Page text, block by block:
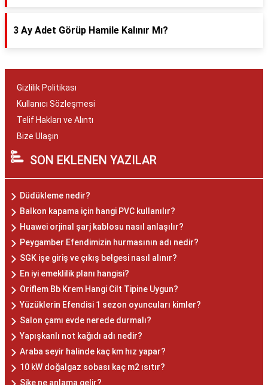
3 Ay Adet Görüp Hamile Kalınır Mı?
Gizlilik Politikası
Kullanıcı Sözleşmesi
Telif Hakları ve Alıntı
Bize Ulaşın
SON EKLENEN YAZILAR
Düdükleme nedir?
Balkon kapama için hangi PVC kullanılır?
Huawei orjinal şarj kablosu nasıl anlaşılır?
Peygamber Efendimizin hurmasının adı nedir?
SGK işe giriş ve çıkış belgesi nasıl alınır?
En iyi emeklilik planı hangisi?
Oriflem Bb Krem Hangi Cilt Tipine Uygun?
Yüzüklerin Efendisi 1 sezon oyuncuları kimler?
Salon çamı evde nerede durmalı?
Yapışkanlı not kağıdı adı nedir?
Araba seyir halinde kaç km hız yapar?
10 kW doğalgaz sobası kaç m2 ısıtır?
Şike ne anlama gelir?